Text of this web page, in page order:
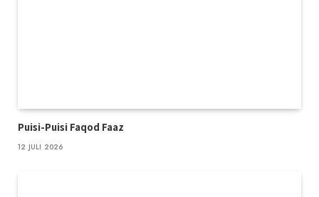
Puisi-Puisi Faqod Faaz
12 JULI 2026